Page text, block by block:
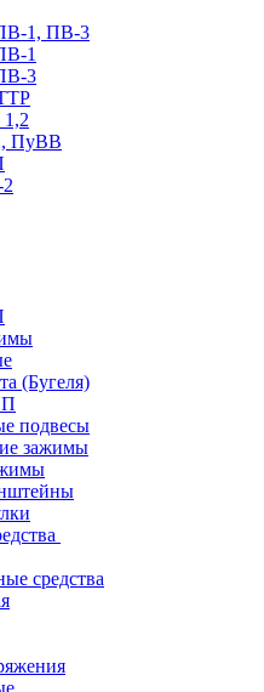
1, ПВ-3
1
3
ПуВВ
(Бугеля)
подвесы
зажимы
средства